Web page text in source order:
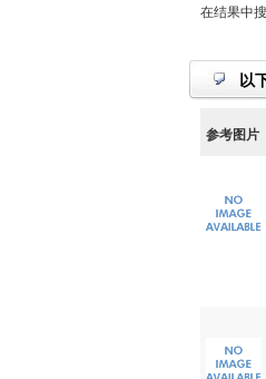
在结果中
以
参考图片